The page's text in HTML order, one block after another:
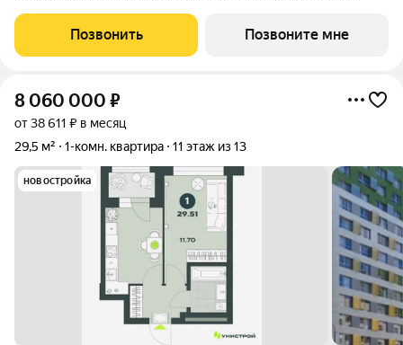
Позвонить Позвоните мне
8 060 000 ₽
от 38 611 ₽ в месяц
29,5 м²
1-комн. квартира 11 этаж из 13
новостройка